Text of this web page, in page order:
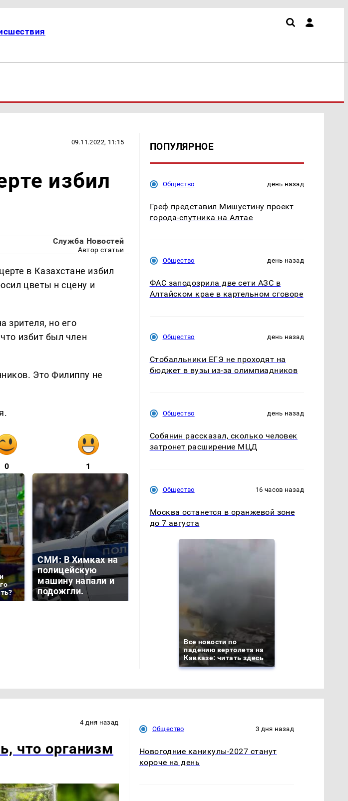
09.11.2022, 11:15
избил
Служба Новостей
Автор статьи
в Казахстане избил
цветы н сцену и
зрителя, но его
избит был член
Это Филиппу не
0 1
СМИ: В Химках на
полицейскую
машину напали и
подожгли.
были украдены 18
ПОПУЛЯРНОЕ
Общество день назад
Греф представил Мишустину проект
города-спутника на Алтае
Общество день назад
ФАС заподозрила две сети АЗС в
Алтайском крае в картельном сговоре
Общество день назад
Стобалльники ЕГЭ не проходят на
бюджет в вузы из-за олимпиадников
Общество день назад
Собянин рассказал, сколько человек
затронет расширение МЦД
Общество 16 часов назад
Москва останется в оранжевой зоне
до 7 августа
Все новости по
падению вертолета на
Кавказе: читать здесь
4 дня назад
что организм
Общество 3 дня назад
Новогодние каникулы-2027 станут
короче на день